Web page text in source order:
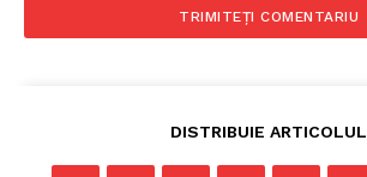
DISTRIBUIE ARTICOLUL